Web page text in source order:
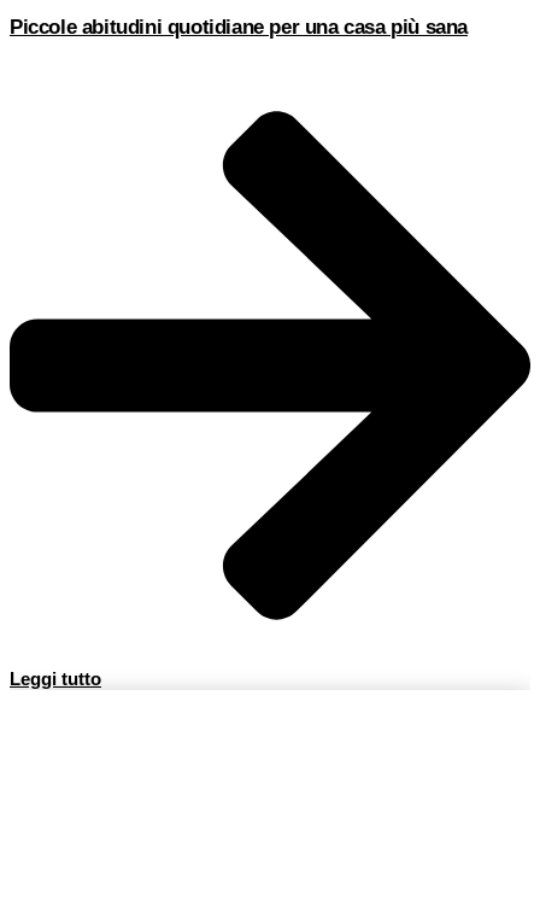
Piccole abitudini quotidiane per una casa più sana
Leggi tutto